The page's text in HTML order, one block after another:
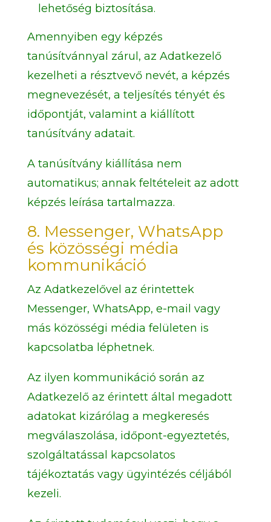
lehetőség biztosítása.
Amennyiben egy képzés
tanúsítvánnyal zárul, az Adatkezelő
kezelheti a résztvevő nevét, a képzés
megnevezését, a teljesítés tényét és
időpontját, valamint a kiállított
tanúsítvány adatait.
A tanúsítvány kiállítása nem
automatikus; annak feltételeit az adott
képzés leírása tartalmazza.
8. Messenger, WhatsApp
és közösségi média
kommunikáció
Az Adatkezelővel az érintettek
Messenger, WhatsApp, e-mail vagy
más közösségi média felületen is
kapcsolatba léphetnek.
Az ilyen kommunikáció során az
Adatkezelő az érintett által megadott
adatokat kizárólag a megkeresés
megválaszolása, időpont-egyeztetés,
szolgáltatással kapcsolatos
tájékoztatás vagy ügyintézés céljából
kezeli.